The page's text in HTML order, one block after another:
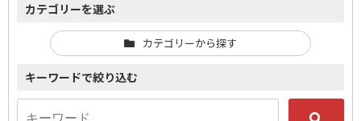
カテゴリーを選ぶ
カテゴリーから探す
キーワードで絞り込む